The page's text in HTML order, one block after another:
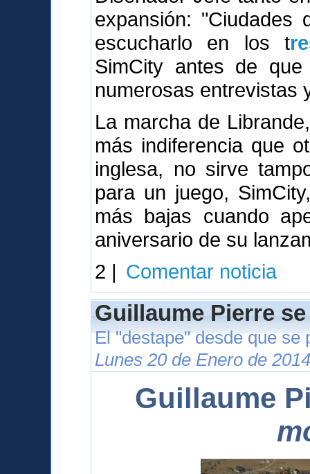
expansión: "Ciudades
escucharlo en los t
SimCity antes de
numerosas entrevistas
La marcha de
más indiferencia que
inglesa, no sirve
para un juego,
más bajas cuando
aniversario de su
2 | Comentar noticia
Guillaume Pierre
El "destape" desde que se
Lunes 20 de Enero de
Guillaume